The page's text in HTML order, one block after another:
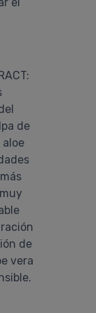
de
aloe
de
vera